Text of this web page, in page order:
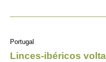
Portugal
Linces-ibéricos